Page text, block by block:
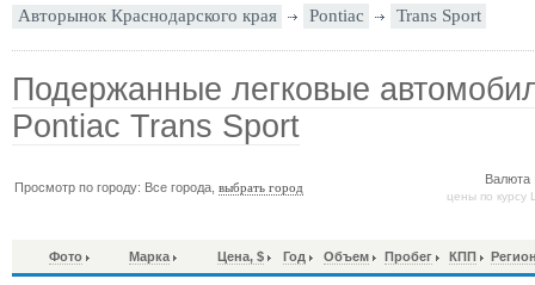
Авторынок Краснодарского края Pontiac Trans Sport
Подержанные легковые
Pontiac Trans Sport
Просмотр по городу: Все города,выбрать город
цены по
Фото Марка Цена, $ Год Объем Пробег КПП